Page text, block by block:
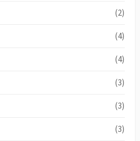
(2)
(4)
(4)
(3)
(3)
(3)